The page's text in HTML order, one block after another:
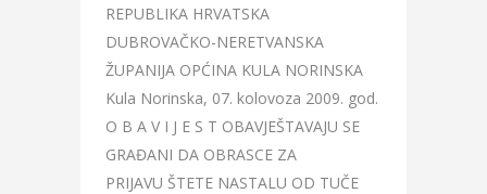
REPUBLIKA HRVATSKA
DUBROVAČKO-NERETVANSKA
ŽUPANIJA OPĆINA KULA NORINSKA
Kula Norinska, 07. kolovoza 2009. god.
O B A V I J E S T OBAVJEŠTAVAJU SE
GRAĐANI DA OBRASCE ZA
PRIJAVU ŠTETE NASTALU OD TUČE